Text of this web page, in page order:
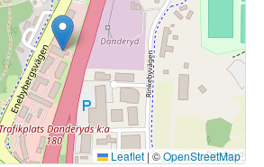
Leaflet |©OpenStreetMap